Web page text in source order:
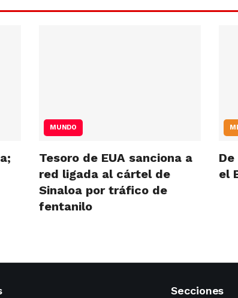
MUNDO
Tesoro de EUA sanciona a
red ligada al cártel de
Sinaloa por tráfico de
fentanilo
el
Secciones